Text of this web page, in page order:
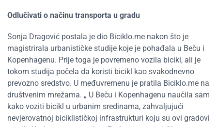
Odlučivati o načinu transporta u gradu
Sonja Dragović postala je dio Biciklo.me nakon što je
magistrirala urbanističke studije koje je pohađala u Beču i
Kopenhagenu. Prije toga je povremeno vozila bicikl, ali je
tokom studija počela da koristi bicikl kao svakodnevno
prevozno sredstvo. U međuvremenu je pratila Biciklo.me na
društvenim mrežama. „ U Beču i Kopenhagenu naučila sam
kako voziti bicikl u urbanim sredinama, zahvaljujući
nevjerovatnoj biciklističkoj infrastrukturi koju su ovi gradovi